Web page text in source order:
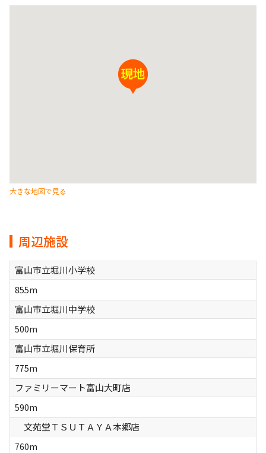
大きな地図で見る
周辺施設
富山市立堀川小学校
855m
富山市立堀川中学校
500m
富山市立堀川保育所
775m
ファミリーマート富山大町店
590m
文苑堂ＴＳＵＴＡＹＡ本郷店
760m